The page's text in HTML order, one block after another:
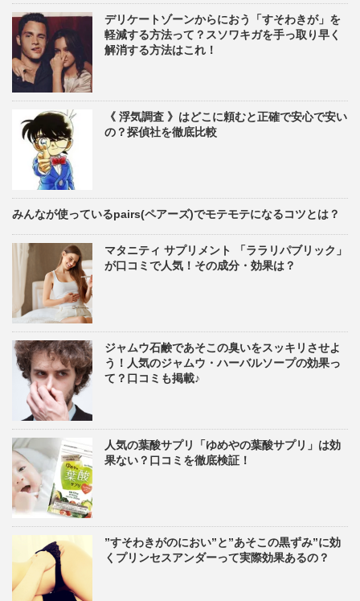
デリケートゾーンからにおう「すそわきが」を
軽減する方法って？スソワキガを手っ取り早く
解消する方法はこれ！
《 浮気調査 》はどこに頼むと正確で安心で安い
の？探偵社を徹底比較
みんなが使っているpairs(ペアーズ)でモテモテになるコツとは？
マタニティ サプリメント 「ララリパブリック」
が口コミで人気！その成分・効果は？
ジャムウ石鹸であそこの臭いをスッキリさせよ
う！人気のジャムウ・ハーバルソープの効果っ
て？口コミも掲載♪
人気の葉酸サプリ「ゆめやの葉酸サプリ」は効
果ない？口コミを徹底検証！
”すそわきがのにおい”と”あそこの黒ずみ”に効
くプリンセスアンダーって実際効果あるの？